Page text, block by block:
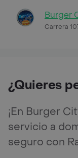
Burger
Carrera
¿Quieres
¡En Burger
servicio a
seguro con